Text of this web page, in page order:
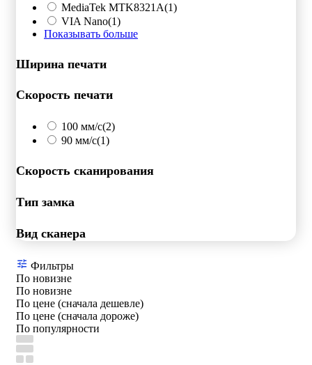
MediaTek MTK8321A(1)
VIA Nano(1)
Показывать больше
Ширина печати
Скорость печати
100 мм/с(2)
90 мм/с(1)
Скорость сканирования
Тип замка
Вид сканера
Фильтры
По новизне
По новизне
По цене (сначала дешевле)
По цене (сначала дороже)
По популярности